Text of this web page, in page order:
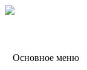
Основное меню